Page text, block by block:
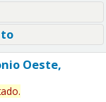
Oeste,
.